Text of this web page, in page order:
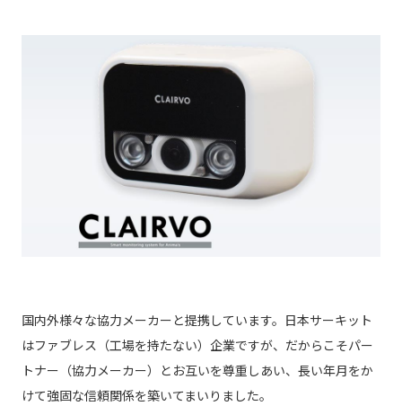
国内外様々な協力メーカーと提携しています。日本サーキット
はファブレス（工場を持たない）企業ですが、だからこそパー
トナー（協力メーカー）とお互いを尊重しあい、長い年月をか
けて強固な信頼関係を築いてまいりました。